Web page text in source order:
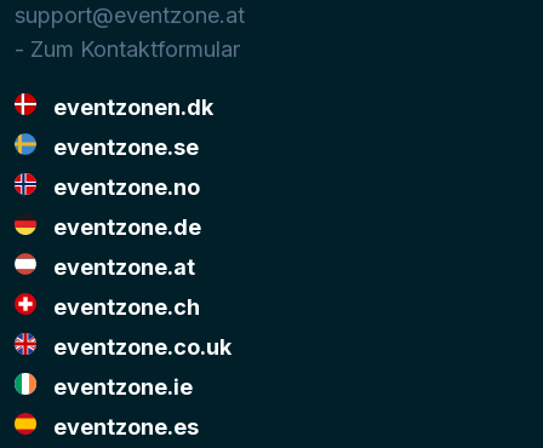
support@eventzone.at
- Zum Kontaktformular
eventzonen.dk
eventzone.se
eventzone.no
eventzone.de
eventzone.at
eventzone.ch
eventzone.co.uk
eventzone.ie
eventzone.es